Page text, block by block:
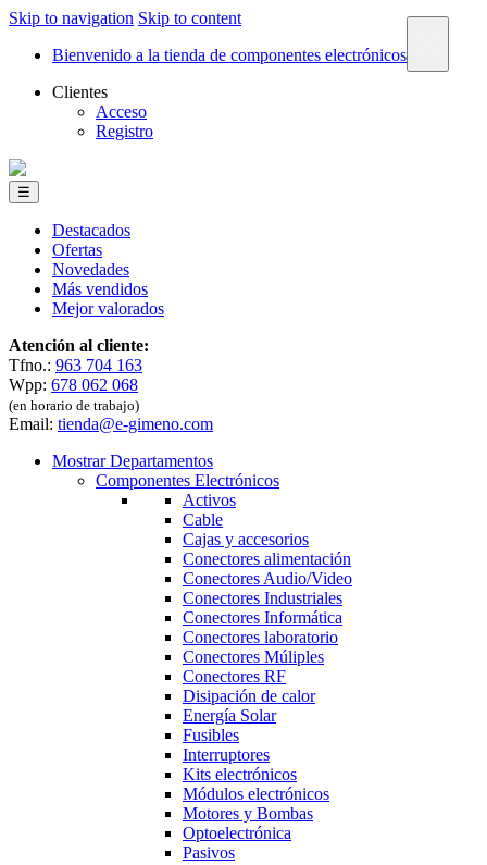
Skip to navigation Skip to content
Bienvenido a la tienda de componentes electrónicos
Clientes
Acceso
Registro
☰
Destacados
Ofertas
Novedades
Más vendidos
Mejor valorados
Atención al cliente:
Tfno.: 963 704 163
Wpp: 678 062 068
(en horario de trabajo)
Email: tienda@e-gimeno.com
Mostrar Departamentos
Componentes Electrónicos
Activos
Cable
Cajas y accesorios
Conectores alimentación
Conectores Audio/Video
Conectores Industriales
Conectores Informática
Conectores laboratorio
Conectores Múliples
Conectores RF
Disipación de calor
Energía Solar
Fusibles
Interruptores
Kits electrónicos
Módulos electrónicos
Motores y Bombas
Optoelectrónica
Pasivos